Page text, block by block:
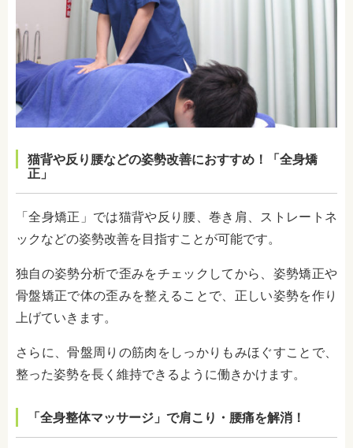
猫背や反り腰などの姿勢改善におすすめ！「全身矯
正」
「全身矯正」では猫背や反り腰、巻き肩、ストレートネ
ックなどの姿勢改善を目指すことが可能です。
独自の姿勢分析で歪みをチェックしてから、姿勢矯正や
骨盤矯正で体の歪みを整えることで、正しい姿勢を作り
上げていきます。
さらに、骨盤周りの筋肉をしっかりもみほぐすことで、
整った姿勢を長く維持できるように働きかけます。
「全身整体マッサージ」で肩こり・腰痛を解消！